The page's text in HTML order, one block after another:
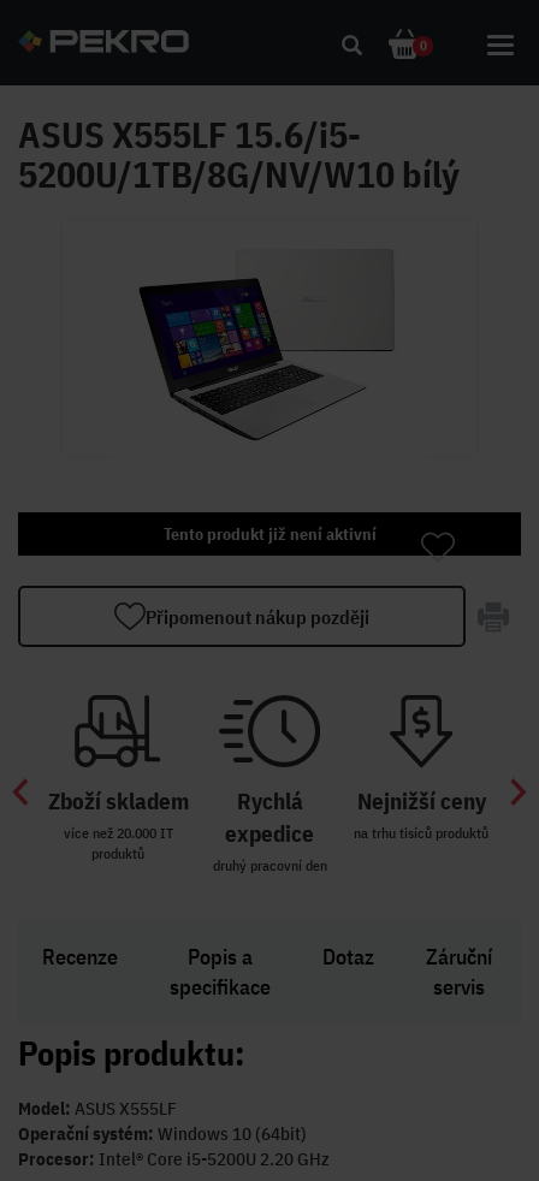
0
ASUS X555LF 15.6/i5-
5200U/1TB/8G/NV/W10 bílý
Tento produkt již není aktivní
Připomenout nákup později
Zboží skladem
více než 20.000 IT
produktů
Rychlá
expedice
druhý pracovní den
Nejnižší ceny
na trhu tisíců produktů
Recenze
Popis a
specifikace
Dotaz
Záruční
servis
Popis produktu:
Model: ASUS X555LF
Operační systém: Windows 10 (64bit)
Procesor: Intel® Core i5-5200U 2.20 GHz